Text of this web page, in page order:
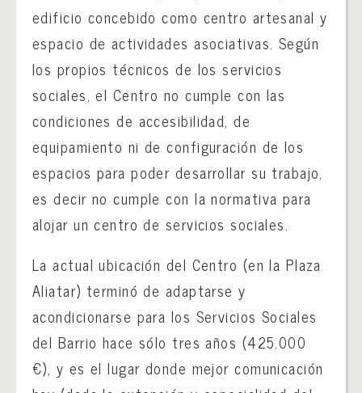
edificio concebido como centro artesanal y
espacio de actividades asociativas. Según
los propios técnicos de los servicios
sociales, el Centro no cumple con las
condiciones de accesibilidad, de
equipamiento ni de configuración de los
espacios para poder desarrollar su trabajo,
es decir no cumple con la normativa para
alojar un centro de servicios sociales.
La actual ubicación del Centro (en la Plaza
Aliatar) terminó de adaptarse y
acondicionarse para los Servicios Sociales
del Barrio hace sólo tres años (425.000
€), y es el lugar donde mejor comunicación